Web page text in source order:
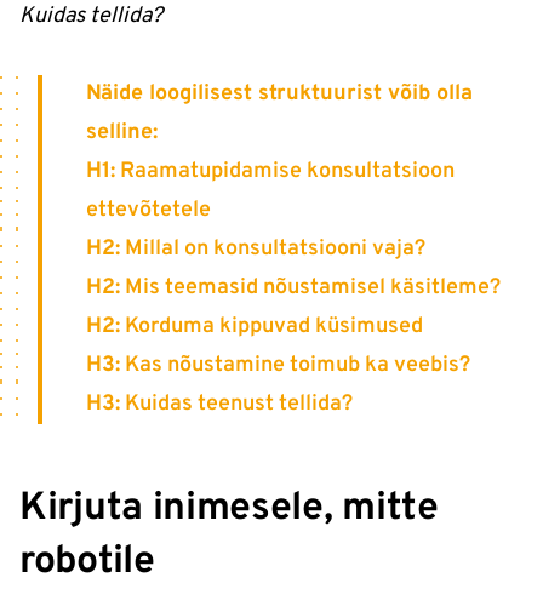
Kuidas tellida?
Näide loogilisest struktuurist võib olla
selline:
H1: Raamatupidamise konsultatsioon
ettevõtetele
H2: Millal on konsultatsiooni vaja?
H2: Mis teemasid nõustamisel käsitleme?
H2: Korduma kippuvad küsimused
H3: Kas nõustamine toimub ka veebis?
H3: Kuidas teenust tellida?
Kirjuta inimesele, mitte
robotile